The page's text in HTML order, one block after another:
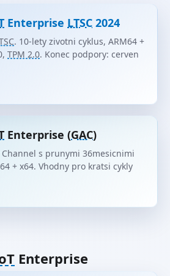
Enterprise LTSC 2024
. 10-lety zivotni cyklus, ARM64 +
TPM 2.0. Konec podpory: cerven
Enterprise (GAC)
s prunymi 36mesicnimi
+ x64. Vhodny pro kratsi cykly
Enterprise